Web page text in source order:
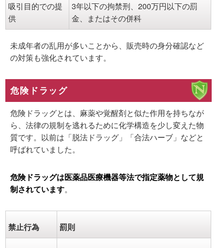
吸引目的での提
供
3年以下の拘禁刑、200万円以下の罰
金、またはその併科
未成年者の乱用が多いことから、販売時の身分確認など
の対策も強化されています。
危険ドラッグ
危険ドラッグとは、麻薬や覚醒剤と似た作用を持ちなが
ら、法律の規制を逃れるために化学構造を少し変えた物
質です。以前は「脱法ドラッグ」「合法ハーブ」などと
呼ばれていました。
危険ドラッグは医薬品医療機器等法で指定薬物として規
制されています。
禁止行為 罰則